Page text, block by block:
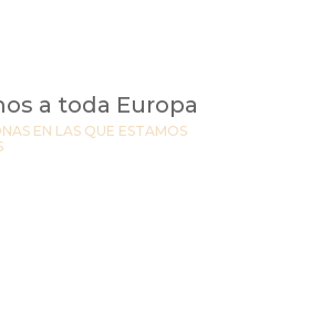
a toda Europa
EN LAS QUE ESTAMOS